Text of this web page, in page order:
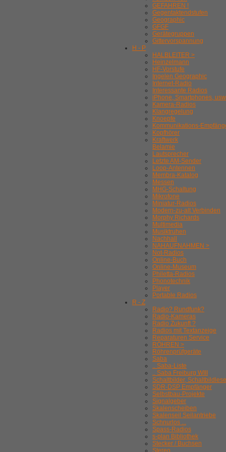
GEFAHREN !
Gegentaktendstufen
Geographic
GFGF
Gerätegruppen
Gittervorspannung
H - P
HALBLEITER >
Heinzelmann
HF-Vorstufe
Ingelen Geographic
Internet-Radio
Interessante Radios
iPhone, Smartphones,
Kamera-Radios
Klangregelung
Knoepfe
Kommunikations-
Kopfhörer
Kraftwerk
Belamie
Lautsprecher
Letzte AM-Sender
Loop-Antennen
Membra-Katalog
Messen
MHG-Schaltung
Mikrofone
Miniatur-Radios
Modern-zu-alt Verbinden
Morphy Richards
Multimedia
Musiktruhen
Nachhall
NAHAUFNAHMEN >
Not-Radios
Online-Buch
Online-Museum
Philetta-Radios
Phonotechnik
Player
Portable Radios
R - Z
Radio? Rundfunk?
Radio-Kameras
Radio Zukunft ?
Radios mit Textanzeige
Reparaturen Service
RÖHREN >
Röhrenprüfgeräte
Saba
.. Saba-Liste
.. Saba Freiburg WIII
Schaltbilder,
SDR-DSP Empfänger
Selbstbau-Projekte
Signalgeber
Skalenscheiben
Skalenseil Seilantriebe
Schnurlos ...
Spass-Radios
s-plan Bibliothek
Stecker / Buchsen
Stereo